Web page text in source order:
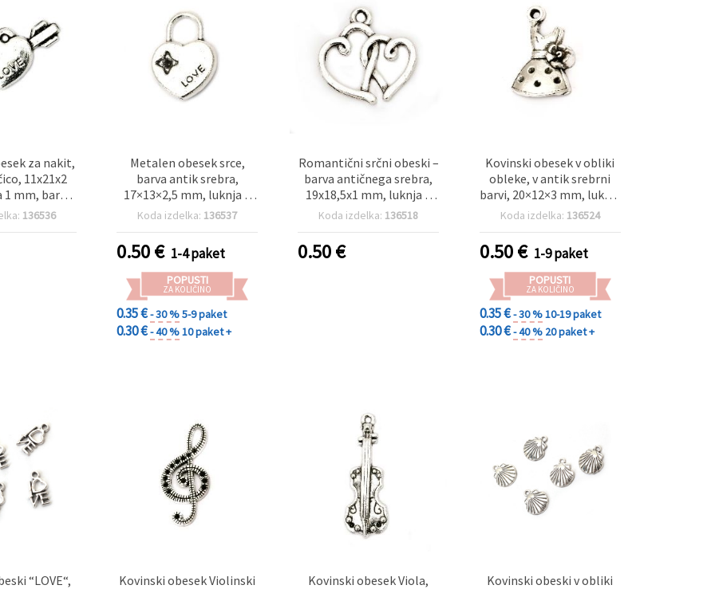
za nakit,
11x21x2
mm, barva
- 10 kosov
136536
Metalen obesek srce,
barva antik srebra,
17×13×2,5 mm, luknja 5
mm – 5 kosov
Koda izdelka: 136537
0.50€ 1-4 paket
POPUSTI
ZA KOLIČINO
0.35 €- 30 %5-9 paket
0.30 €- 40 %10 paket +
Romantični srčni obeski –
barva antičnega srebra,
19x18,5x1 mm, luknja 2
mm – paket 10 kosov za
Koda izdelka: 136518
0.50€
Kovinski obesek v obliki
obleke, v antik srebrni
barvi, 20×12×3 mm, luknja
1,5 mm – 10 kos
Koda izdelka: 136524
0.50€ 1-9 paket
POPUSTI
ZA KOLIČINO
0.35 €- 30 %10-19 paket
0.30 €- 40 % 20 paket +
“LOVE“,
Kovinski obesek Violinski
Kovinski obesek Viola,
Kovinski obeski v obliki